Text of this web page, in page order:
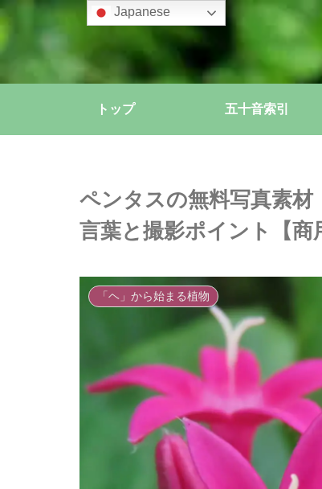
トップ 五十音索引
ペンタスの無料写真素材
言葉と撮影ポイント【商
「ヘ」から始まる植物
Japanese